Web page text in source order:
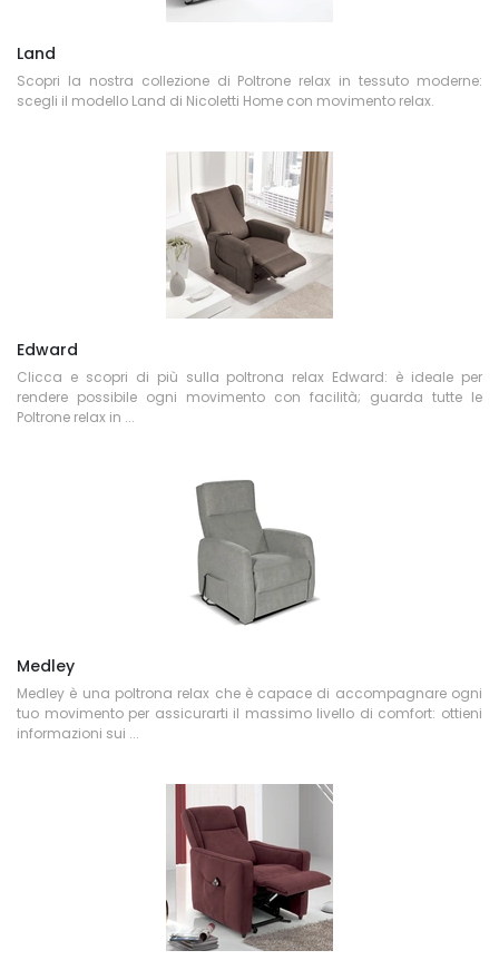
Land
Scopri la nostra collezione di Poltrone relax in tessuto moderne:
scegli il modello Land di Nicoletti Home con movimento relax.
Edward
Clicca e scopri di più sulla poltrona relax Edward: è ideale per
rendere possibile ogni movimento con facilità; guarda tutte le
Poltrone relax in ...
Medley
Medley è una poltrona relax che è capace di accompagnare ogni
tuo movimento per assicurarti il massimo livello di comfort: ottieni
informazioni sui ...